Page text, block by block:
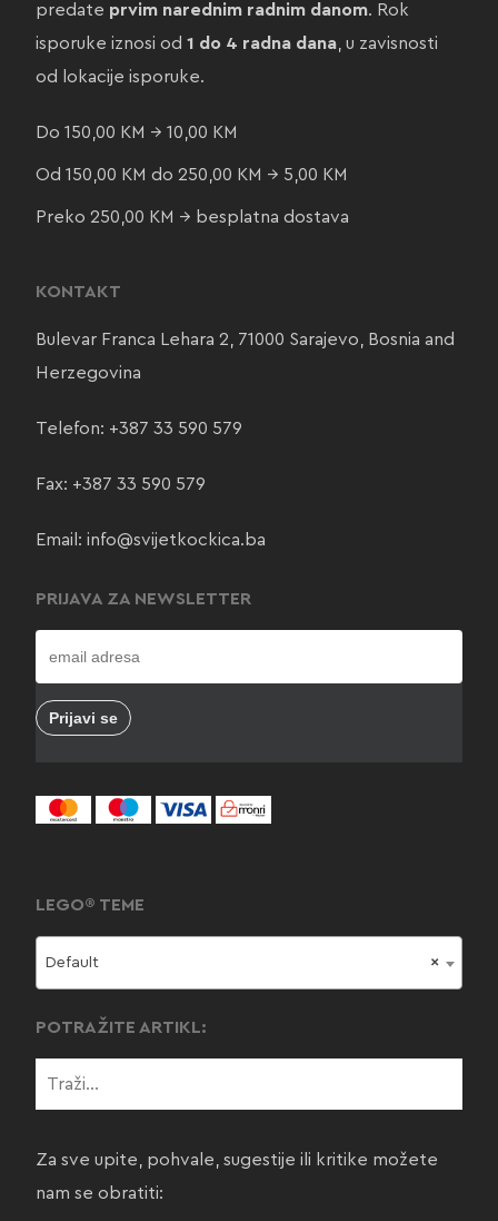
predate prvim narednim radnim danom. Rok
isporuke iznosi od 1 do 4 radna dana, u zavisnosti
od lokacije isporuke.
Do 150,00 KM → 10,00 KM
Od 150,00 KM do 250,00 KM → 5,00 KM
Preko 250,00 KM → besplatna dostava
KONTAKT
Bulevar Franca Lehara 2, 71000 Sarajevo, Bosnia and
Herzegovina
Telefon: +387 33 590 579
Fax: +387 33 590 579
Email: info@svijetkockica.ba
PRIJAVA ZA NEWSLETTER
LEGO® TEME
×
Default
POTRAŽITE ARTIKL:
Za sve upite, pohvale, sugestije ili kritike možete
nam se obratiti: